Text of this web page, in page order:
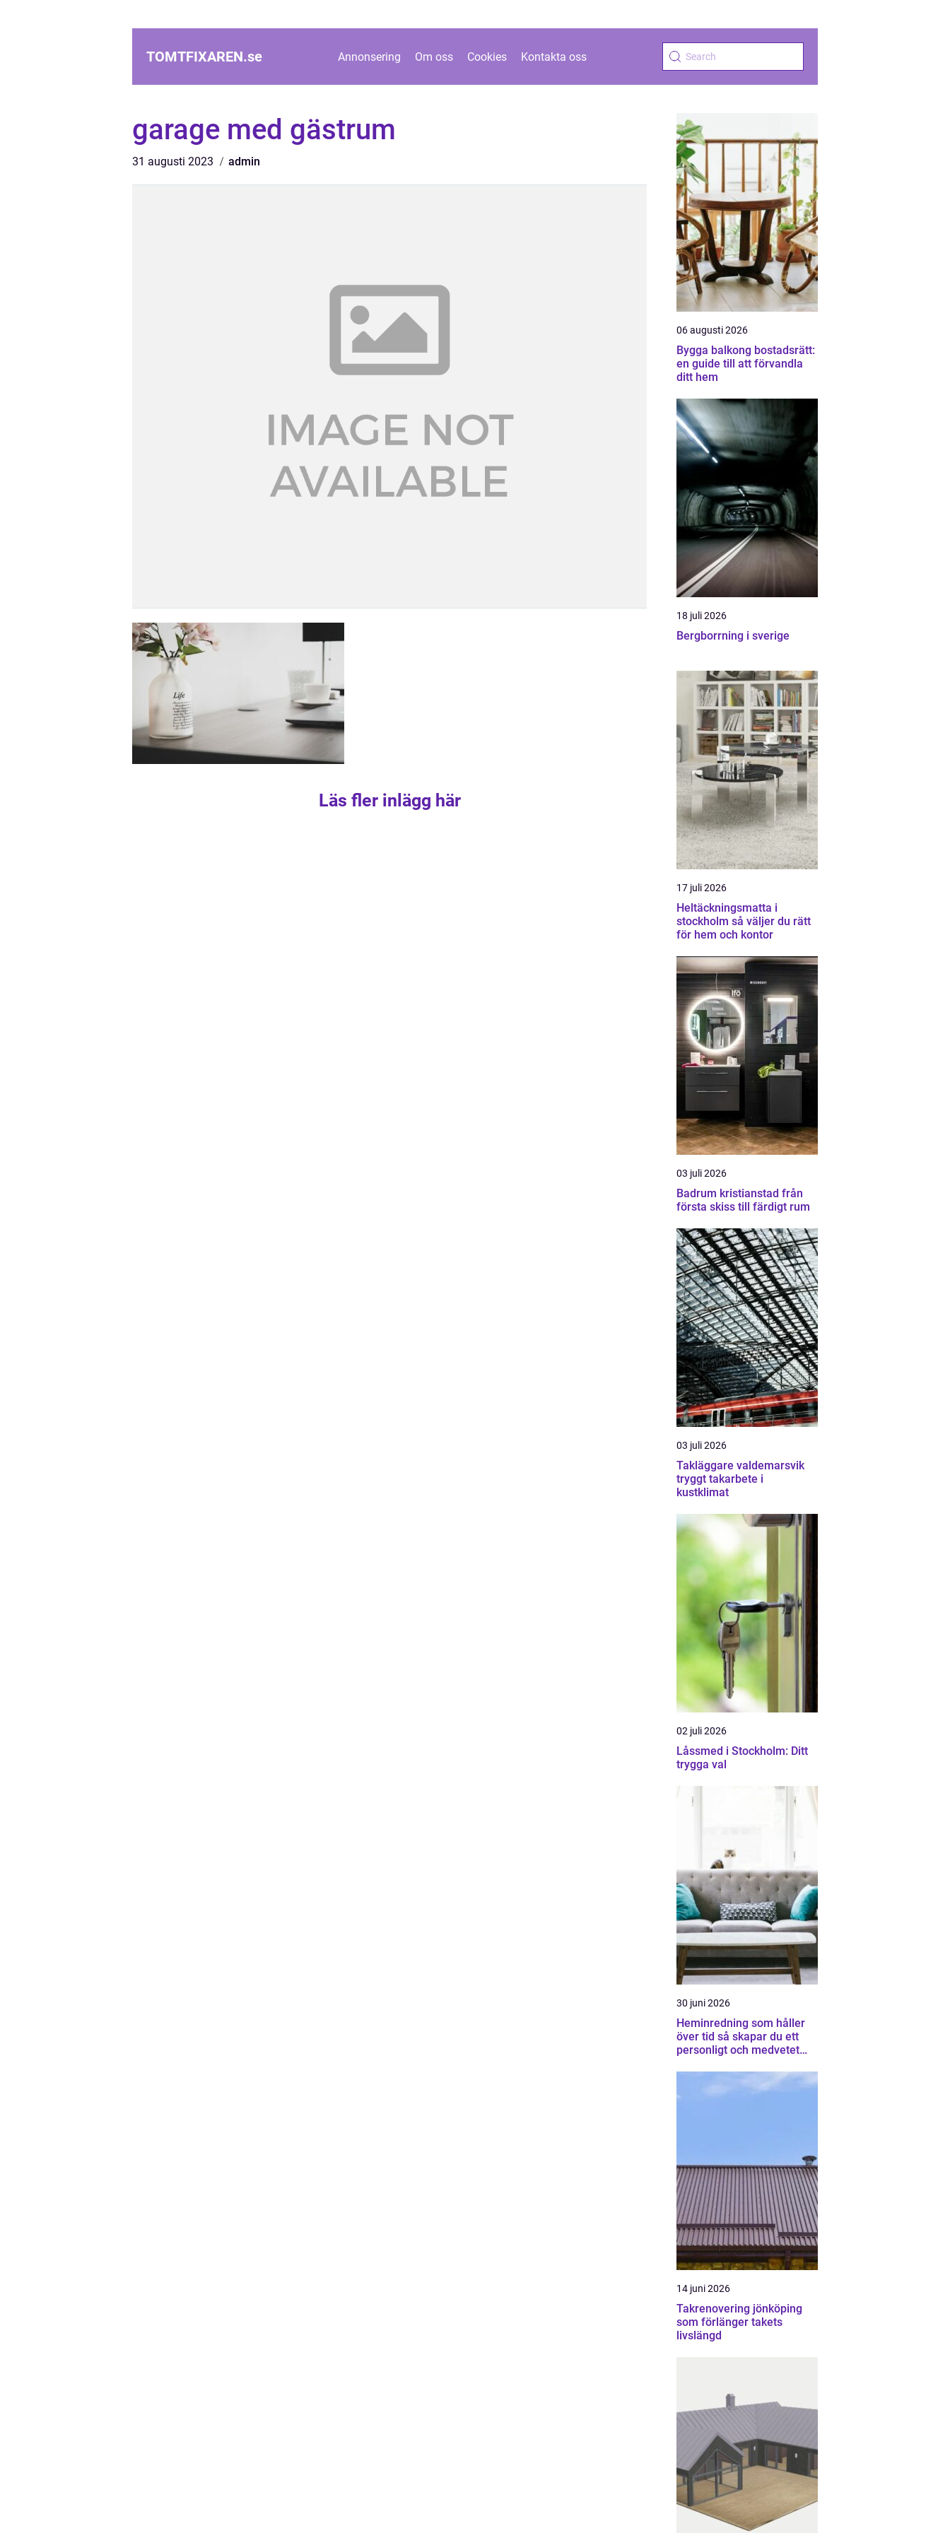
TOMTFIXAREN.se Annonsering Om oss Cookies Kontakta oss
garage med gästrum
31 augusti 2023 admin
Läs fler inlägg här
06 augusti 2026
Bygga balkong bostadsrätt:
en guide till att förvandla
ditt hem
18 juli 2026
Bergborrning i sverige
17 juli 2026
Heltäckningsmatta i
stockholm så väljer du rätt
för hem och kontor
03 juli 2026
Badrum kristianstad från
första skiss till färdigt rum
03 juli 2026
Takläggare valdemarsvik
tryggt takarbete i
kustklimat
02 juli 2026
Låssmed i Stockholm: Ditt
trygga val
30 juni 2026
Heminredning som håller
över tid så skapar du ett
personligt och medvetet
14 juni 2026
Takrenovering jönköping
som förlänger takets
livslängd